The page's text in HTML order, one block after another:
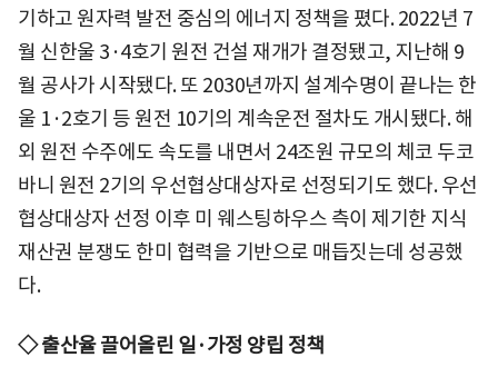
기하고 원자력 발전 중심의 에너지 정책을 폈다. 2022년 7
월 신한울 3·4호기 원전 건설 재개가 결정됐고, 지난해 9
월 공사가 시작됐다. 또 2030년까지 설계수명이 끝나는 한
울 1·2호기 등 원전 10기의 계속운전 절차도 개시됐다. 해
외 원전 수주에도 속도를 내면서 24조원 규모의 체코 두코
바니 원전 2기의 우선협상대상자로 선정되기도 했다. 우선
협상대상자 선정 이후 미 웨스팅하우스 측이 제기한 지식
재산권 분쟁도 한미 협력을 기반으로 매듭짓는데 성공했
다.
◇ 출산율 끌어올린 일·가정 양립 정책